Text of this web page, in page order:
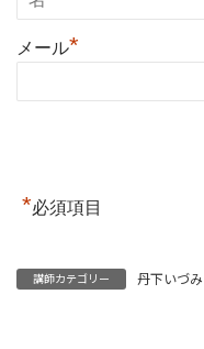
メール*
*必須項目
講師カテゴリー 丹下いづみ